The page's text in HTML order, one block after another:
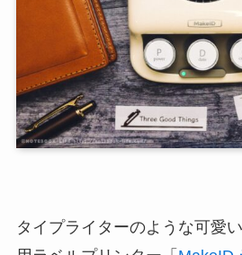
タイプライターのような可愛